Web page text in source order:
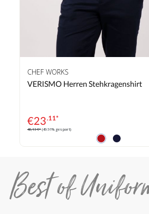
CHEF WORKS
VERISMO Herren Stehkragenshirt
€23.11*
46,13 €* (49.91% gespart)
Best of